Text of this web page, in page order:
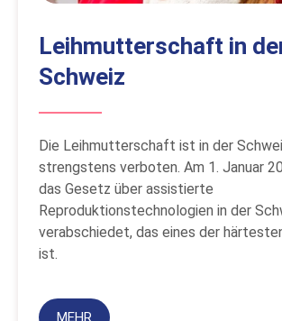
Leihmutterschaft in
Schweiz
Die Leihmutterschaft ist in der
strengstens verboten. Am 1. Januar
das Gesetz über assistierte
Reproduktionstechnologien in der
verabschiedet, das eines der
ist.
MEHR